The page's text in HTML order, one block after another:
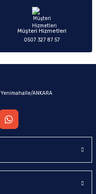
Müşteri Hizmetleri
0507 327 87 57
ANKARA